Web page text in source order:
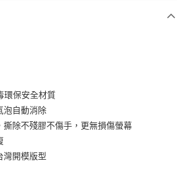
環保安全材質
泡自動消除
撕除不殘膠不傷手，更無損傷螢幕
灣開模版型